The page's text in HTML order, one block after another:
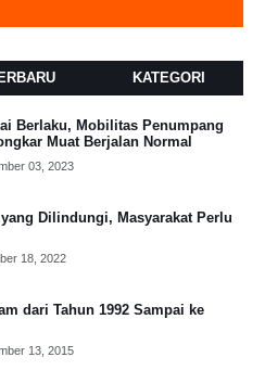
KATEGORI
Berlaku, Mobilitas Penumpang
Muat Berjalan Normal
03, 2023
yang Dilindungi, Masyarakat Perlu
18, 2022
dari Tahun 1992 Sampai ke
13, 2015